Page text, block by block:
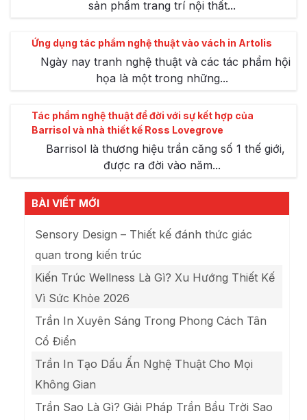
sản phẩm trang trí nội thất...
Ứng dụng tác phẩm nghệ thuật vào vách in Artolis
Ngày nay tranh nghệ thuật và các tác phẩm hội
họa là một trong những...
Tác phẩm nghệ thuật để đời với sự kết hợp của
Barrisol và nhà thiết kế Ross Lovegrove
Barrisol là thương hiệu trần căng số 1 thế giới,
được ra đời vào năm...
BÀI VIẾT MỚI
Sensory Design – Thiết kế đánh thức giác
quan trong kiến trúc
Kiến Trúc Wellness Là Gì? Xu Hướng Thiết Kế
Vì Sức Khỏe 2026
Trần In Xuyên Sáng Trong Phong Cách Tân
Cổ Điển
Trần In Tạo Dấu Ấn Nghệ Thuật Cho Mọi
Không Gian
Trần Sao Là Gì? Giải Pháp Trần Bầu Trời Sao